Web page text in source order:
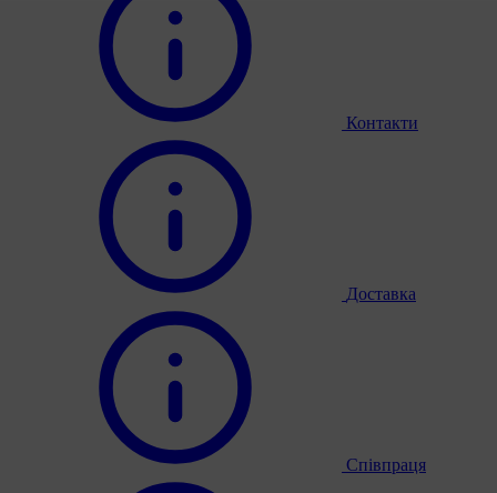
Контакти
Доставка
Співпраця